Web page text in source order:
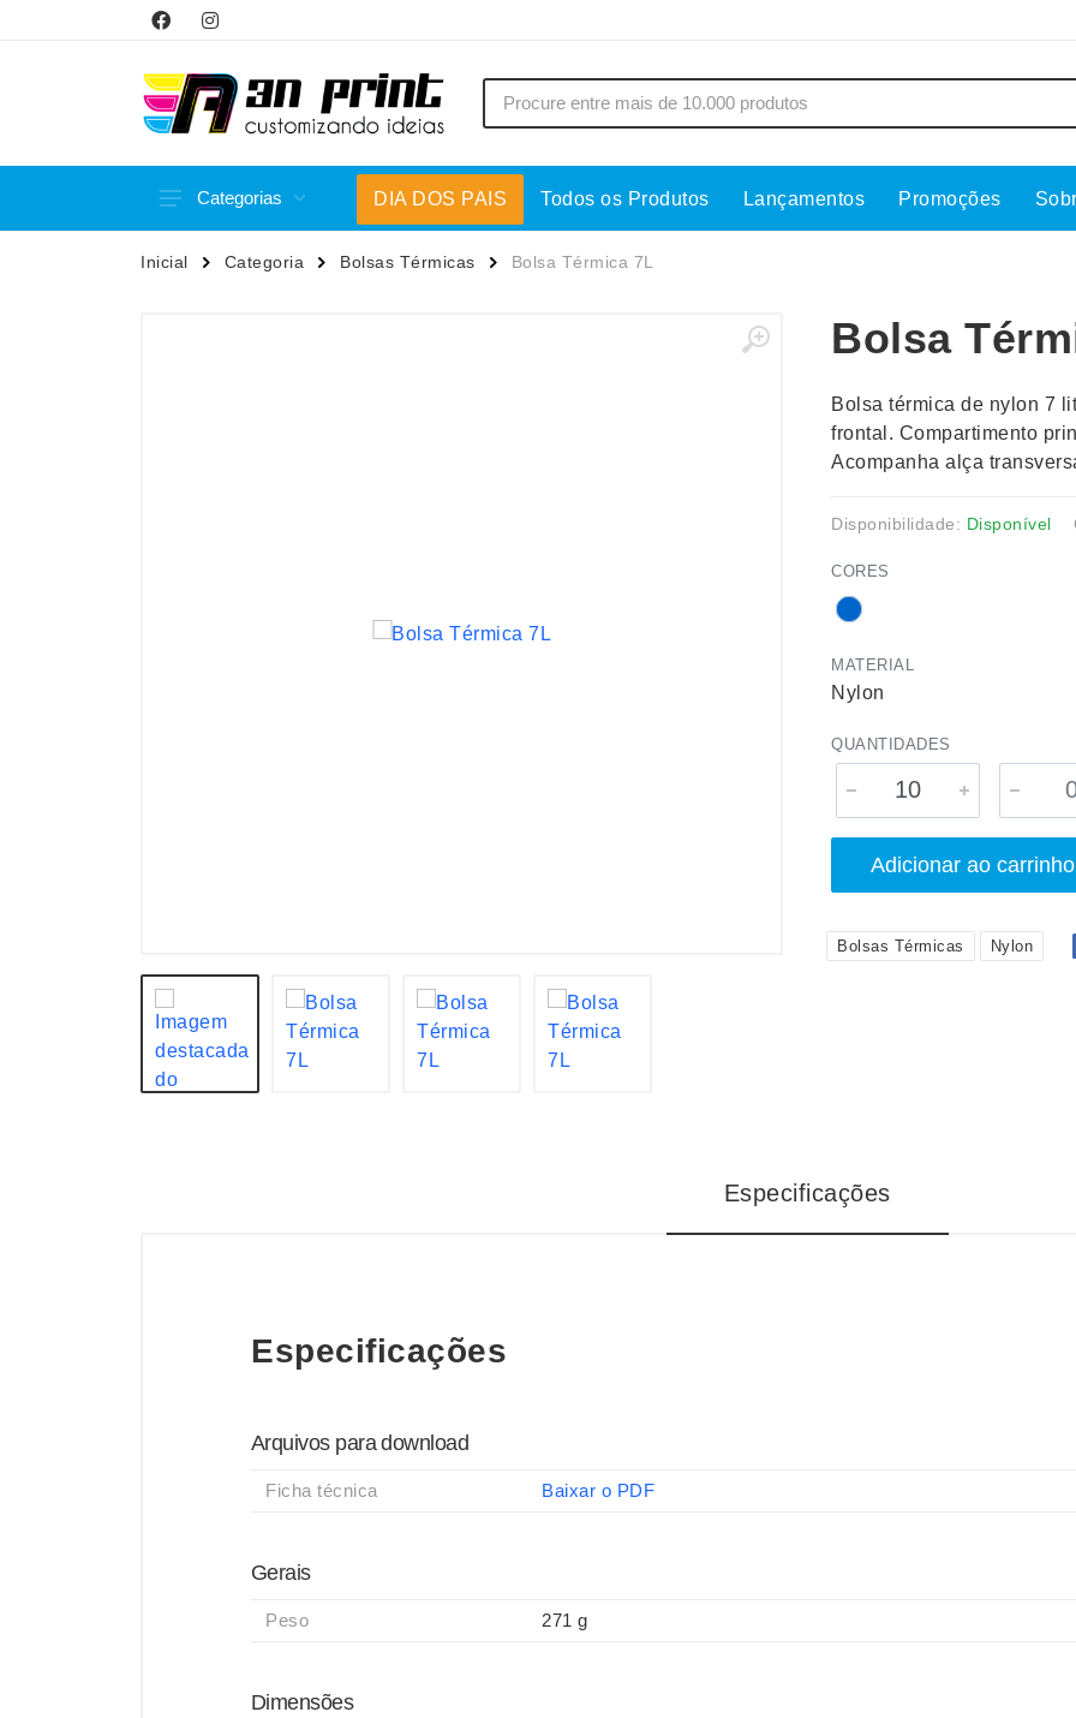
Categorias
Acessórios p/ Celular
Canecas
Cuidados Pessoais
Fones de
Kit
Lanternas
DIA DOS PAIS Todos os Produtos Lançamentos Promoções
Inicial Categoria Bolsas Térmicas Bolsa Térmica 7L
Bolsa
Bolsa térmica de nylon 7
frontal. Compartimento
Acompanha alça
Disponibilidade: Disponível
CORES
MATERIAL
Nylon
QUANTIDADES
Adicionar ao carrinho
Bolsas Térmicas Nylon
Especificações
Especificações
Arquivos para download
Ficha técnica Baixar o PDF
Gerais
Peso 271 g
Dimensões